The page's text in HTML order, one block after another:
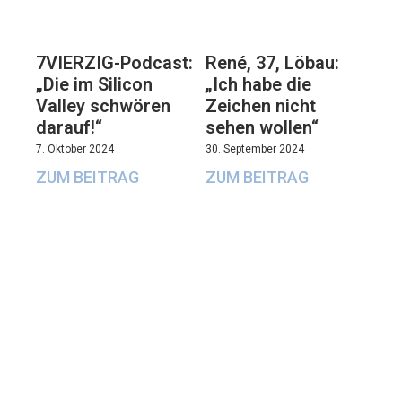
7VIERZIG-Podcast:
„Die im Silicon
Valley schwören
darauf!“
7. Oktober 2024
ZUM BEITRAG
René, 37, Löbau:
„Ich habe die
Zeichen nicht
sehen wollen“
30. September 2024
ZUM BEITRAG